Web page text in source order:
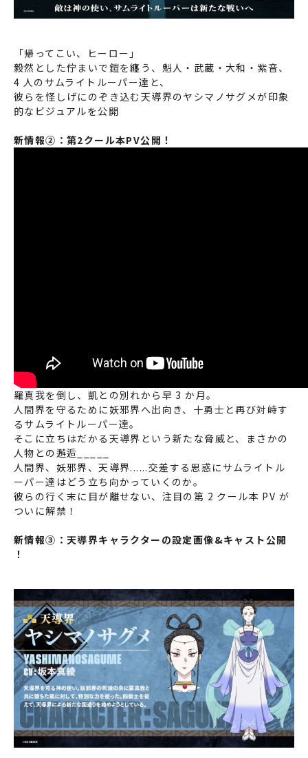
「帰ってこい、ヒーロー」
毅然とした佇まいで鎧を纏う、魁人・武蔵・大和・紫音、
4 人のサムライトルーパー達と、
彼らを怪しげにのぞき込む天導界のヤシマノサグメが印象
的なビジュアルを公開
新情報②：第2クール本PV公開！
羅真我を倒し、凱との別れから早 3 か月。
人間界を守るために妖邪界へ出向き、十勇士と再び対峙す
るサムライトルーパー達。
そこに立ちはだかる天導界という新たな脅威と、まさかの
人物との邂逅_____
人間界、妖邪界、天導界......交差する思惑にサムライトル
ーパー達はどう立ち向かっていくのか。
彼らの行く末に目が離せない、注目の第 2 クール本 PV が
ついに解禁！
新情報③：天導界キャラクターの設定画像&キャスト公開​
！